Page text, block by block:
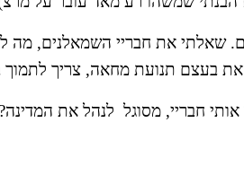
בעצם תנועת מחאה, צריך לתמוך
חבריי, מסוגל  לנהל את המדינה?